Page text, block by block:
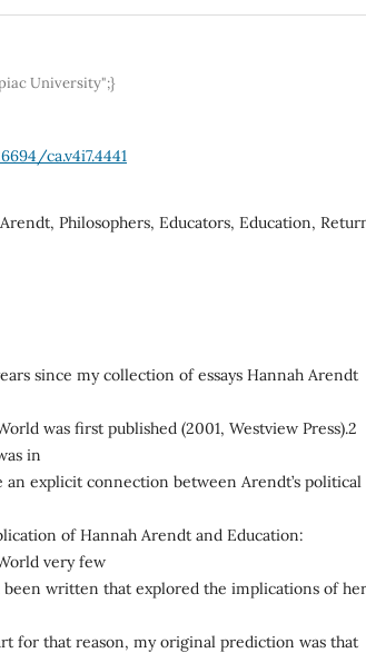
University";}
ca.v4i7.4441
Philosophers, Educators, Education,
since my collection of essays Hannah Arendt
was first published (2001, Westview Press).2
in
explicit connection between Arendt’s political
of Hannah Arendt and Education:
very few
been written that explored the implications of her
for that reason, my original prediction was that